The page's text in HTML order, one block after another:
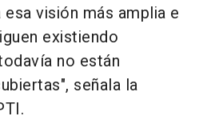
visión más amplia e
existiendo
no están
señala la